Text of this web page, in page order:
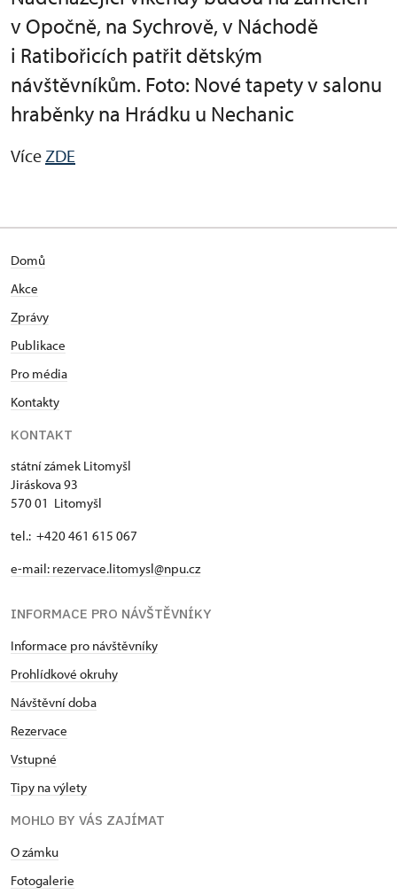
v Opočně, na Sychrově, v Náchodě
i Ratibořicích patřit dětským
návštěvníkům. Foto: Nové tapety v salonu
hraběnky na Hrádku u Nechanic
VíceZDE
Domů
Akce
Zprávy
Publikace
Pro média
Kontakty
KONTAKT
státní zámek Litomyšl
Jiráskova 93
570 01 Litomyšl
tel.: +420 461 615 067
e-mail: rezervace.litomysl@npu.cz
INFORMACE PRO NÁVŠTĚVNÍKY
Informace pro návštěvníky
Prohlídkové okruhy
Návštěvní doba
Rezervace
Vstupné
Tipy na výlety
MOHLO BY VÁS ZAJÍMAT
O zámku
Fotogalerie